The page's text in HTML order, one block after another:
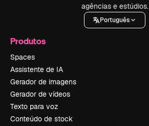
agências e estúdios.
Português
Produtos
Spaces
Assistente de IA
Gerador de imagens
Gerador de vídeos
Texto para voz
Conteúdo de stock